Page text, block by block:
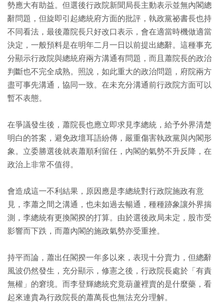
勢應大有助益。但選後行政院新聞局長主動表示並無內閣總
辭問題，但旋即引起總統府方面的批評，執政黨祕書長也持
不同看法，最後蕭院長只好改口表示，會在適當時機做適當
決定，一般預料是在明年二月一日以前提出總辭。這種事充
分顯示行政院與總統府兩方溝通有問題，而且蕭院長的政治
判斷也不完全成熟。照說，如此重大的政治問題，府院兩方
盡可事先溝通，協同一致。在未充分溝通前行政院方面可以
暫不表態。
在爭議發生後，蕭院長也應立即求見李總統，給予外界清楚
明白的答案，避免政壇耳語紛傳，嚴重傷害執政黨與內閣形
象。立委勝選後就表蕭順利留任，內閣的氣勢不升反降，在
政治上非常不值得。
會造成這一不利結果，原因應是李總統對行政院施政有意
見，李蕭之間之溝通，也未如過去暢通，種種跡象讓外界揣
測，李總統有更換閣揆的打算。由於選後政局未定，股市受
影響而下跌，而蕭內閣的施政氣勢亦受重挫。
持平而論，蕭出任閣揆一年多以來，表現十分賣力，但總辭
風波仍然發生，充分顯示，修憲之後，行政院長處於「有責
無權」的窘境。而李登輝總統究竟葫蘆裡賣的是什麼藥，看
起來連貴為行政院長的蕭萬長也無法充分理解。